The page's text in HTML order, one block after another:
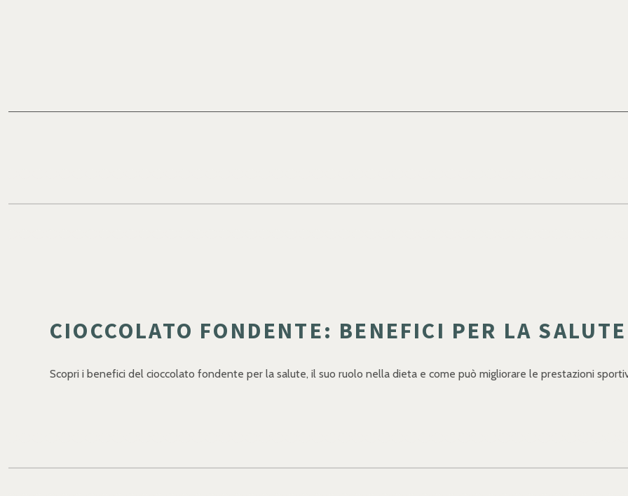
CIOCCOLATO FONDENTE: BENEFICI PER LA
Scopri i benefici del cioccolato fondente per la salute, il suo ruolo nella dieta e come può migliorare le prestazioni